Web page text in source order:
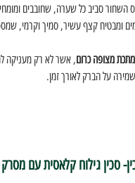
סביב כל שערה, שחובבים
ומבטיח קצף עשיר, סמיך וקרמי,
מתכת מצופה כרום, אשר לא רק מעניקה
על הברק לאורך זמן.
סכין גילוח קלאסית עם